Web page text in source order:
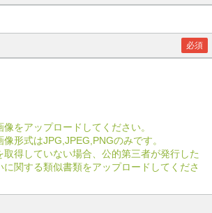
必須
をアップロードしてください。
形式はJPG,JPEG,PNGのみです。
得していない場合、公的第三者が発行した
関する類似書類をアップロードしてくださ